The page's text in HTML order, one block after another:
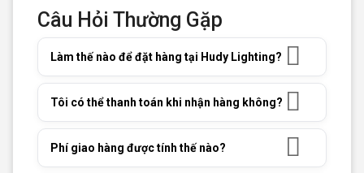
Câu Hỏi Thường Gặp
Làm thế nào để đặt hàng tại Hudy Lighting?
Tôi có thể thanh toán khi nhận hàng không?
Phí giao hàng được tính thế nào?